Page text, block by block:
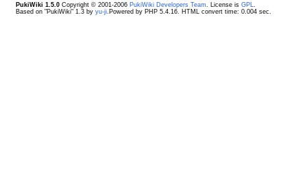
PukiWiki 1.5.0Copyright © 2001-2006 PukiWiki Developers Team . License is GPL
Based on "PukiWiki" 1.3 by yu-ji.Powered by PHP 5.4.16. HTML convert time: 0.004 sec.